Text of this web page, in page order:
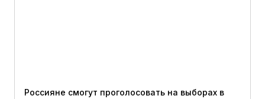
Россияне смогут проголосовать на выборах в